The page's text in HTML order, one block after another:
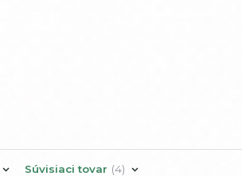
Súvisiaci tovar 4